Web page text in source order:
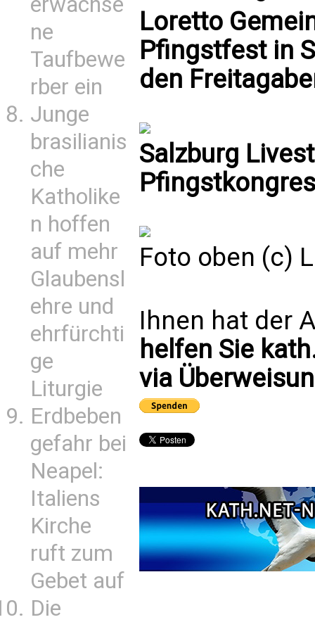
ne
Taufbewe
rber ein
Junge
brasilianis
che
Katholike
n hoffen
auf mehr
Glaubensl
ehre und
ehrfürchti
ge
Liturgie
Erdbeben
gefahr bei
Neapel:
Italiens
Kirche
ruft zum
Gebet auf
Die
Loretto
Pfingstfest in
den
Salzburg
Foto oben (c)
Ihnen hat der
helfen Sie
via